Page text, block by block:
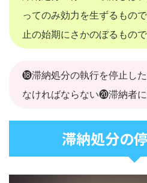
ってのみ効力を生ずるもの
止の始期にさかのぼるもので
⓲滞納処分の執行を停止し
なければならない⓴滞納者
滞納処分の